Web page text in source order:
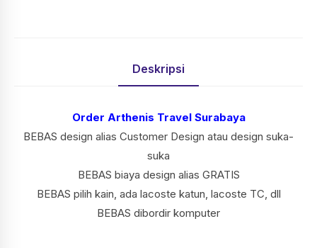
Deskripsi
Order Arthenis Travel Surabaya
BEBAS design alias Customer Design atau design suka-
suka
BEBAS biaya design alias GRATIS
BEBAS pilih kain, ada lacoste katun, lacoste TC, dll
BEBAS dibordir komputer